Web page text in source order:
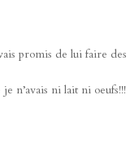
promis de lui faire des
n’avais ni lait ni oeufs!!!